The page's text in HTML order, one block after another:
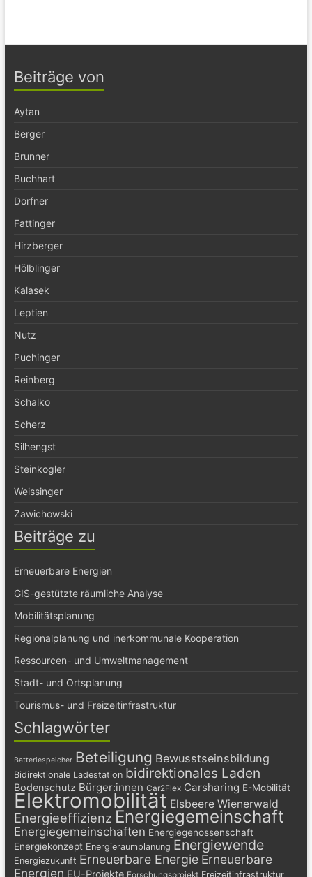
Beiträge von
Aytan
Berger
Brunner
Buchhart
Dorfner
Fattinger
Hirzberger
Hölblinger
Kalasek
Leptien
Nutz
Puchinger
Reinberg
Schalko
Scherz
Silhengst
Steinkogler
Weissinger
Zawichowski
Beiträge zu
Erneuerbare Energien
GIS-gestützte räumliche Analyse
Mobilitätsplanung
Regionalplanung und inerkommunale Kooperation
Ressourcen- und Umweltmanagement
Stadt- und Ortsplanung
Tourismus- und Freizeitinfrastruktur
Schlagwörter
Batteriespeicher Beteiligung Bewusstseinsbildung
Bidirektionale Ladestation bidirektionales Laden
Bodenschutz Bürger:innen Car2Flex Carsharing E-Mobilität
Elektromobilität Elsbeere Wienerwald
Energieeffizienz Energiegemeinschaft
Energiegemeinschaften Energiegenossenschaft
Energiekonzept Energieraumplanung Energiewende
Energiezukunft Erneuerbare Energie Erneuerbare
Energien EU-Projekte Forschungsprojekt Freizeitinfrastruktur